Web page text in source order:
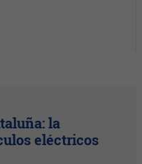
la
eléctricos